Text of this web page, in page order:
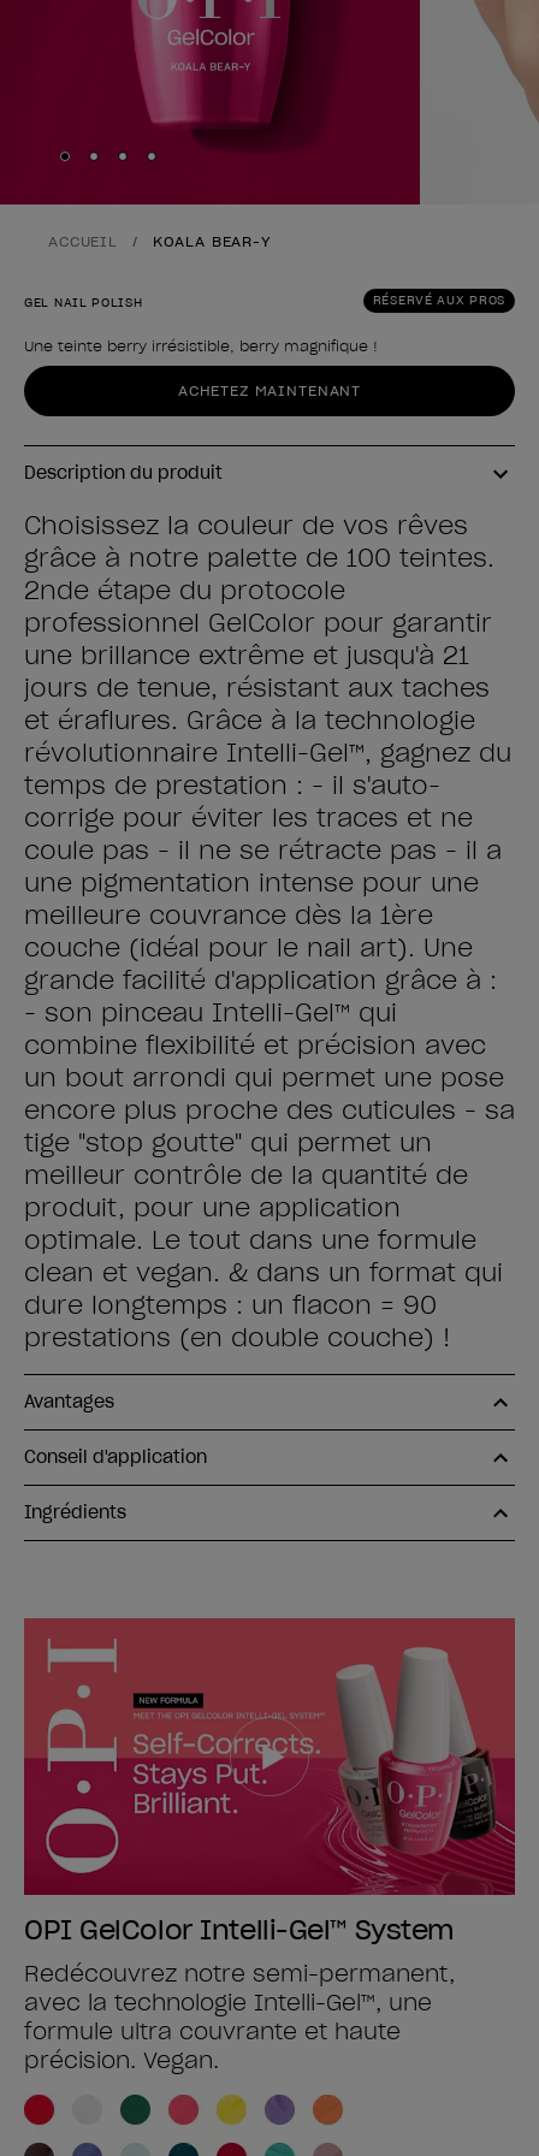
Skip to slide
Skip to slide
Skip to slide
Skip to slide
ACCUEIL KOALA BEAR-Y
RÉSERVÉ AUX PROS
GEL NAIL POLISH
Une teinte berry irrésistible, berry magnifique !
Forme du produit
ACHETEZ MAINTENANT
Description du produit
Choisissez la couleur de vos rêves
grâce à notre palette de 100 teintes.
2nde étape du protocole
professionnel GelColor pour garantir
une brillance extrême et jusqu'à 21
jours de tenue, résistant aux taches
et éraflures. Grâce à la technologie
révolutionnaire Intelli-Gel™, gagnez du
temps de prestation : - il s'auto-
corrige pour éviter les traces et ne
coule pas - il ne se rétracte pas - il a
une pigmentation intense pour une
meilleure couvrance dès la 1ère
couche (idéal pour le nail art). Une
grande facilité d'application grâce à :
- son pinceau Intelli-Gel™ qui
combine flexibilité et précision avec
un bout arrondi qui permet une pose
encore plus proche des cuticules - sa
tige "stop goutte" qui permet un
meilleur contrôle de la quantité de
produit, pour une application
optimale. Le tout dans une formule
clean et vegan. & dans un format qui
dure longtemps : un flacon = 90
prestations (en double couche) !
Avantages
Conseil d'application
Ingrédients
OPI GelColor Intelli-Gel™ System
Redécouvrez notre semi-permanent,
avec la technologie Intelli-Gel™, une
formule ultra couvrante et haute
précision. Vegan.